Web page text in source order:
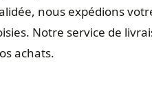
nous expédions
Notre service de
achats.